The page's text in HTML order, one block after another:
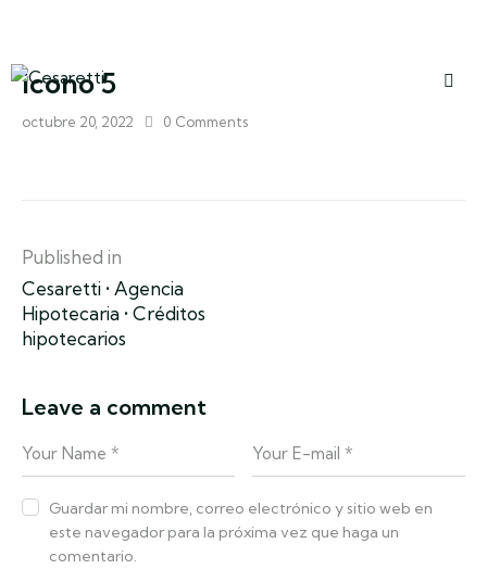
icono 5
octubre 20, 2022 0 Comments
Published in
Cesaretti • Agencia
Hipotecaria • Créditos
hipotecarios
Leave a comment
Guardar mi nombre, correo electrónico y sitio web en
este navegador para la próxima vez que haga un
comentario.